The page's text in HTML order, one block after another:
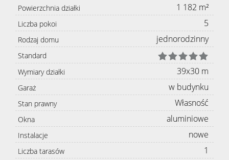
Powierzchnia działki 1 182 m²
Liczba pokoi 5
Rodzaj domu jednorodzinny
Standard
Wymiary działki
39x30 m
Garaż w budynku
Stan prawny Własność
Okna aluminiowe
Instalacje nowe
Liczba tarasów 1